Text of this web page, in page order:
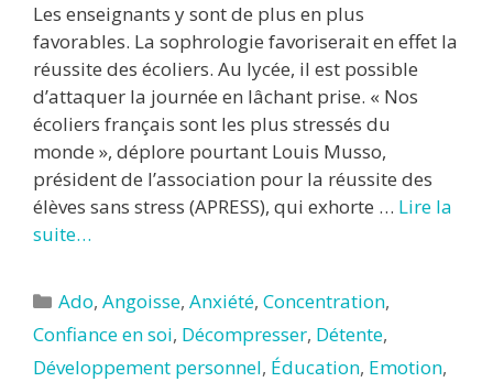
Les enseignants y sont de plus en plus
favorables. La sophrologie favoriserait en effet la
réussite des écoliers. Au lycée, il est possible
d’attaquer la journée en lâchant prise. « Nos
écoliers français sont les plus stressés du
monde », déplore pourtant Louis Musso,
président de l’association pour la réussite des
élèves sans stress (APRESS), qui exhorte … Lire la
suite…
Catégories
Ado,Angoisse,Anxiété,Concentration,
Confiance en soi, Décompresser, Détente,
Développement personnel, Éducation, Emotion,